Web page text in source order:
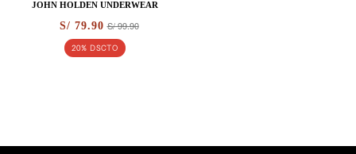
JOHN HOLDEN UNDERWEAR
S/ 79.90 S/ 99.90
20% DSCTO